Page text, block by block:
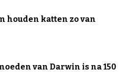
houden katten zo van
van Darwin is na 150